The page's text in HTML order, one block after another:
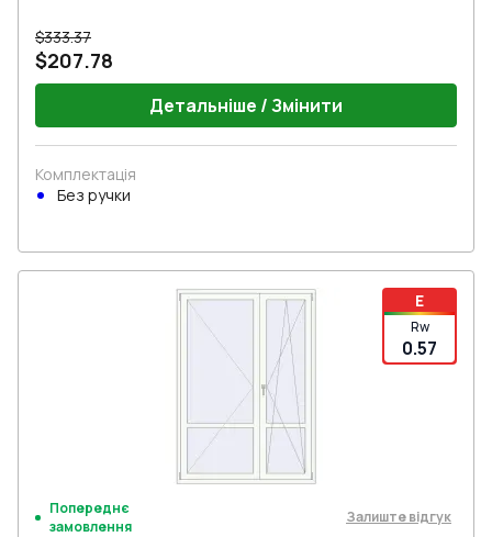
$333.37
$207.78
Детальніше / Змінити
Комплектація
Без ручки
E
Rw
0.57
Попереднє
замовлення
Залиште відгук